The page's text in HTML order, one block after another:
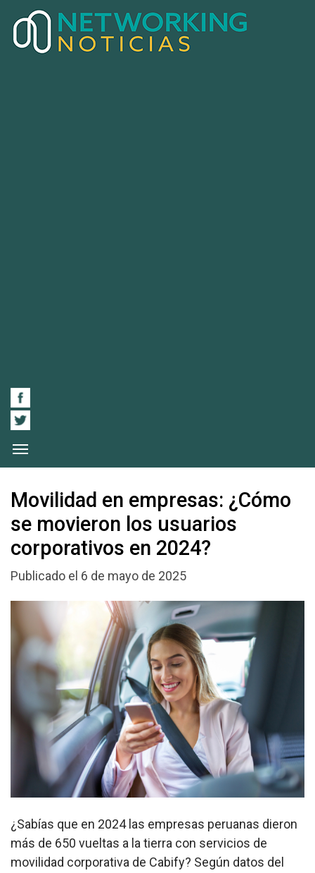
Movilidad en empresas: ¿Cómo
se movieron los usuarios
corporativos en 2024?
Publicado el 6 de mayo de 2025
¿Sabías que en 2024 las empresas peruanas dieron
más de 650 vueltas a la tierra con servicios de
movilidad corporativa de Cabify? Según datos del